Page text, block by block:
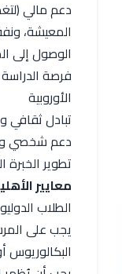
المعيشة،
الوصول إلى
الأوروبية
تبادل ثقافي
دعم شخصي
تطوير الخبرة
معايير
الطلاب
البكالوريوس